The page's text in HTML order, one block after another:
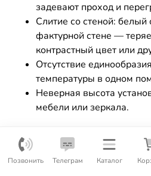
Позвонить Телеграм Каталог
задевают проход и
Слитие со стеной: белый
фактурной стене —
контрастный цвет или
Отсутствие
температуры в одном
Неверная высота
мебели или зеркала.
Чек-листы для
подбора